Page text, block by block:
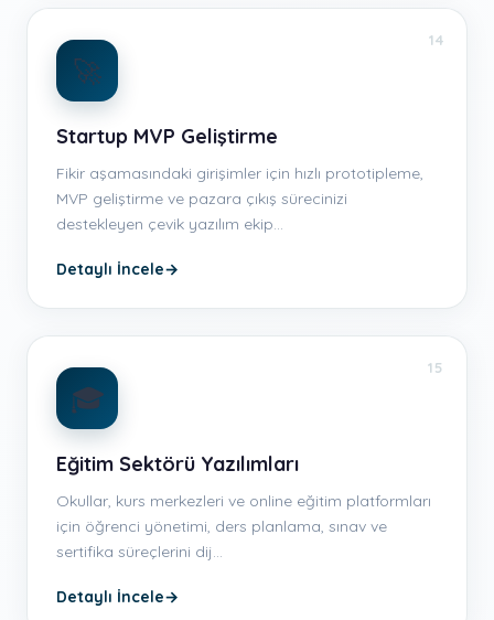
14
🚀
Startup MVP Geliştirme
Fikir aşamasındaki girişimler için hızlı prototipleme,
MVP geliştirme ve pazara çıkış sürecinizi
destekleyen çevik yazılım ekip…
Detaylı İncele→
15
🎓
Eğitim Sektörü Yazılımları
Okullar, kurs merkezleri ve online eğitim platformları
için öğrenci yönetimi, ders planlama, sınav ve
sertifika süreçlerini dij…
Detaylı İncele→